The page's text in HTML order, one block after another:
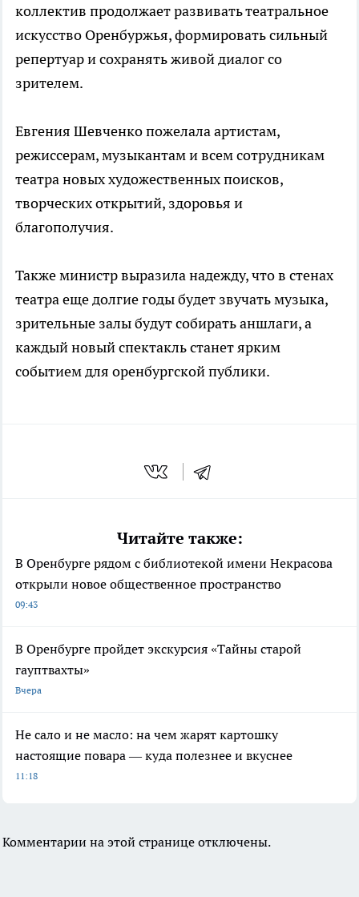
коллектив продолжает развивать театральное
искусство Оренбуржья, формировать сильный
репертуар и сохранять живой диалог со
зрителем.
Евгения Шевченко пожелала артистам,
режиссерам, музыкантам и всем сотрудникам
театра новых художественных поисков,
творческих открытий, здоровья и
благополучия.
Также министр выразила надежду, что в стенах
театра еще долгие годы будет звучать музыка,
зрительные залы будут собирать аншлаги, а
каждый новый спектакль станет ярким
событием для оренбургской публики.
Читайте также:
В Оренбурге рядом с библиотекой имени Некрасова
открыли новое общественное пространство
09:43
В Оренбурге пройдет экскурсия «Тайны старой
гауптвахты»
Вчера
Не сало и не масло: на чем жарят картошку
настоящие повара — куда полезнее и вкуснее
11:18
Комментарии на этой странице отключены.